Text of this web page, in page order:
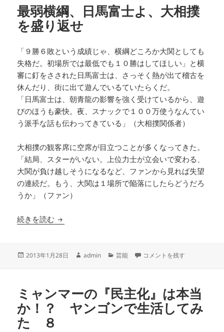
最弱横綱、日馬富士よ、大相撲
を盛り返せ
「９勝６敗という成績じゃ、横綱どころか大関としても
失格だ。初場所では最低でも１０勝はしてほしい」と横
審に釘をさされた日馬富士は、さっそく熱が出て稽古を
休んだり、街に出て遊んでいるていたらくだ。
「日馬富士は、朝青龍の影響を強く受けているから、遊
びのほうも豪快。夜、スナックで１００万使うなんてい
う派手な話も伝わってきている」（大相撲関係者）
大相撲の観客席に空席が目立つことが多くなってきた。
「結局、スターがいない。上位力士が立会いで変わる、
大関が負け越しそうになるなど、ファンから見れば失望
の連続だ。もう、大関は１場所で陥落にしたらどうだろ
うか」（ファン）
続きを読む 最弱横綱、日馬富士よ、大相撲を盛り返せ
投
2013年1月28日
作
admin
カ
ー
芸能 最弱横綱、日馬富士よ、大相
コメントを残す
ミャンマーの『民主化』は本当
か！？ ヤンゴンで生活してみ
た ８